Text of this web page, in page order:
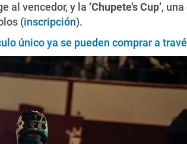
al vencedor, y la ‘Chupete’s Cup’,
(inscripción).
único ya se pueden comprar a